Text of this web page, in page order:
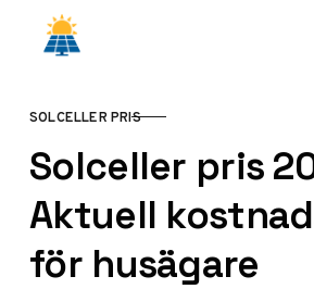
Hoppa till innehåll
KATEGORI
SOLCELLER PRIS
Solceller pris
Aktuell
för husägare